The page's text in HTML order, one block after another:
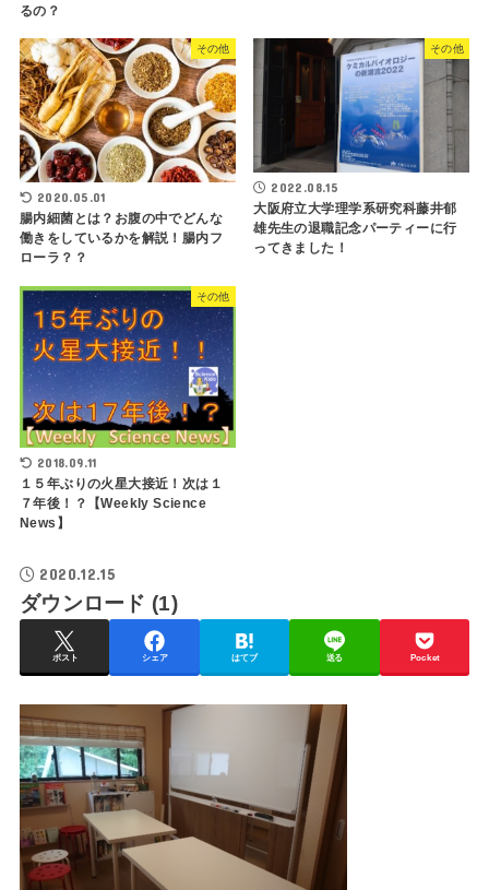
るの？
その他
2020.05.01
腸内細菌とは？お腹の中でどんな
働きをしているかを解説！腸内フ
ローラ？？
その他
2022.08.15
大阪府立大学理学系研究科藤井郁
雄先生の退職記念パーティーに行
ってきました！
その他
2018.09.11
１５年ぶりの火星大接近！次は１
７年後！？【Weekly Science
News】
2020.12.15
ダウンロード (1)
ポスト シェア はてブ 送る Pocket